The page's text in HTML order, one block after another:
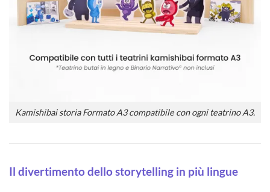
Kamishibai storia Formato A3 compatibile con ogni teatrino A3.
Il divertimento dello storytelling in più lingue